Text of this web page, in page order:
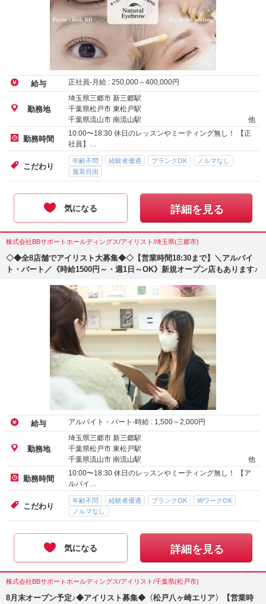
給与 正社員-月給 : 250,000～400,000円
勤務地
埼玉県三郷市 新三郷駅
千葉県松戸市 東松戸駅
千葉県流山市 南流山駅
他
勤務時間
10:00〜18:30 休日のレッスンやミーティング無し！ 【正
社員】…
こだわり
年齢不問 経験者優遇 ブランクOK
ノルマなし
服装自由
気になる 詳細を見る
株式会社BBサポートホールディングス/アイリスト/埼玉県(三郷市)
◇◆全8店舗でアイリスト大募集◆◇【営業時間18:30まで】＼アルバイ
ト・パート／《時給1500円～・週1日～OK》新規オープン店もあります♪
給与 アルバイト・パート-時給 : 1,500～2,000円
勤務地
埼玉県三郷市 新三郷駅
千葉県松戸市 東松戸駅
千葉県流山市 南流山駅
他
勤務時間
10:00〜18:30 休日のレッスンやミーティング無し！ 【ア
ルバイ…
こだわり
年齢不問 経験者優遇 ブランクOK
WワークOK
ノルマなし
気になる 詳細を見る
株式会社BBサポートホールディングス/アイリスト/千葉県(松戸市)
8月末オープン予定♪◆アイリスト募集◆〈松戸八ヶ崎エリア〉【営業時